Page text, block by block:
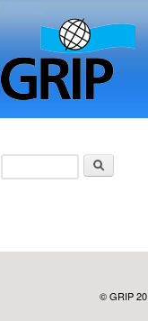
Formulaire de
© GRIP